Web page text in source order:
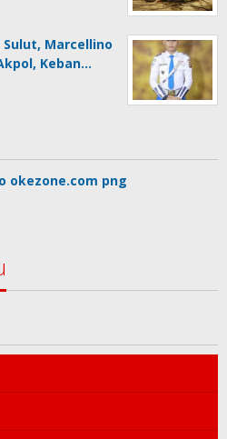
Marcellino
Keban…